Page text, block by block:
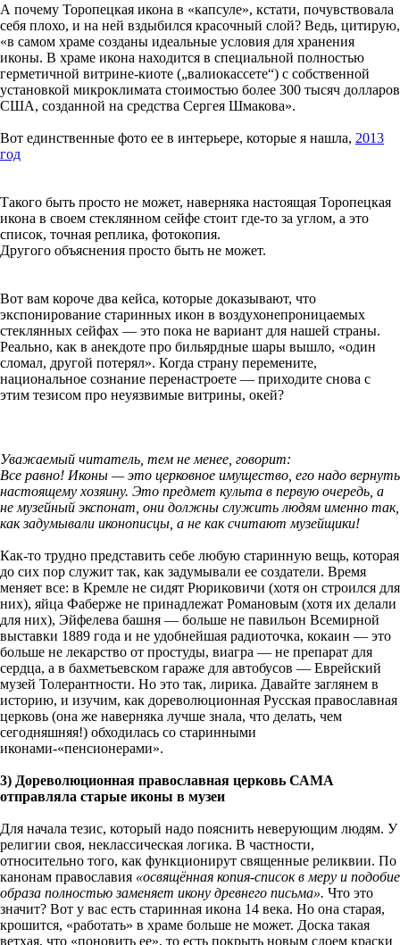
А почему Торопецкая икона в «капсуле», кстати, почувствовала
себя плохо, и на ней вздыбился красочный слой? Ведь, цитирую,
«в самом храме созданы идеальные условия для хранения
иконы. В храме икона находится в специальной полностью
герметичной витрине-киоте („валиокассете“) с собственной
установкой микроклимата стоимостью более 300 тысяч долларов
США, созданной на средства Сергея Шмакова».
Вот единственные фото ее в интерьере, которые я нашла, 2013
год
Такого быть просто не может, наверняка настоящая Торопецкая
икона в своем стеклянном сейфе стоит где-то за углом, а это
список, точная реплика, фотокопия.
Другого объяснения просто быть не может.
Вот вам короче два кейса, которые доказывают, что
экспонирование старинных икон в воздухонепроницаемых
стеклянных сейфах — это пока не вариант для нашей страны.
Реально, как в анекдоте про бильярдные шары вышло, «один
сломал, другой потерял». Когда страну перемените,
национальное сознание перенастроете — приходите снова с
этим тезисом про неуязвимые витрины, окей?
Уважаемый читатель, тем не менее, говорит:
Все равно! Иконы — это церковное имущество, его надо вернуть
настоящему хозяину. Это предмет культа в первую очередь, а
не музейный экспонат, они должны служить людям именно так,
как задумывали иконописцы, а не как считают музейщики!
Как-то трудно представить себе любую старинную вещь, которая
до сих пор служит так, как задумывали ее создатели. Время
меняет все: в Кремле не сидят Рюриковичи (хотя он строился для
них), яйца Фаберже не принадлежат Романовым (хотя их делали
для них), Эйфелева башня — больше не павильон Всемирной
выставки 1889 года и не удобнейшая радиоточка, кокаин — это
больше не лекарство от простуды, виагра — не препарат для
сердца, а в бахметьевском гараже для автобусов — Еврейский
музей Толерантности. Но это так, лирика. Давайте заглянем в
историю, и изучим, как дореволюционная Русская православная
церковь (она же наверняка лучше знала, что делать, чем
сегодняшняя!) обходилась со старинными
иконами-«пенсионерами».
3) Дореволюционная православная церковь САМА
отправляла старые иконы в музеи
Для начала тезис, который надо пояснить неверующим людям. У
религии своя, неклассическая логика. В частности,
относительно того, как функционирут священные реликвии. По
канонам православия «освящённая копия-список в меру и подобие
образа полностью заменяет икону древнего письма». Что это
значит? Вот у вас есть старинная икона 14 века. Но она старая,
крошится, «работать» в храме больше не может. Доска такая
ветхая, что «поновить ее», то есть покрыть новым слоем краски